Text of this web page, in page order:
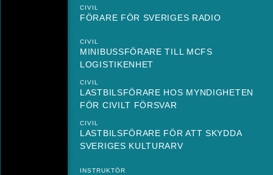
CIVIL
FÖRARE FÖR SVERIGES RADIO
CIVIL
MINIBUSSFÖRARE TILL MCFS
LOGISTIKENHET
CIVIL
LASTBILSFÖRARE HOS MYNDIGHETEN
FÖR CIVILT FÖRSVAR
CIVIL
LASTBILSFÖRARE FÖR ATT SKYDDA
SVERIGES KULTURARV
INSTRUKTÖR